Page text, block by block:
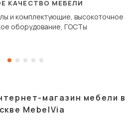
КАЧЕСТВО МЕБЕЛИ
и комплектующие, высокоточное
оборудование, ГОСТы
магазин мебели в
MebelVia